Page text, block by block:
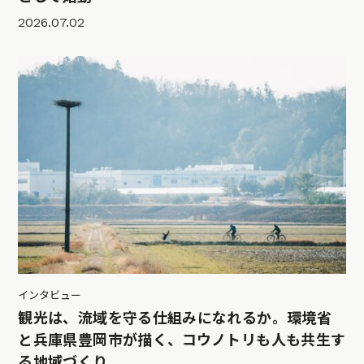
2026.07.02
インタビュー
観光は、流域を守る仕組みになれるか。環境省
と兵庫県豊岡市が描く、コウノトリも人も共生す